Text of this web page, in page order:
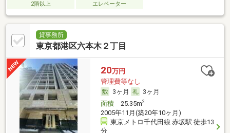
2階以上
エレベーター
貸事務所
東京都港区六本木２丁目
20万円
管理費等なし
3ヶ月
3ヶ月
面積25.35m2
2005年11月(築20年10ヶ月)
東京メトロ千代田線 赤坂駅 徒歩13
分